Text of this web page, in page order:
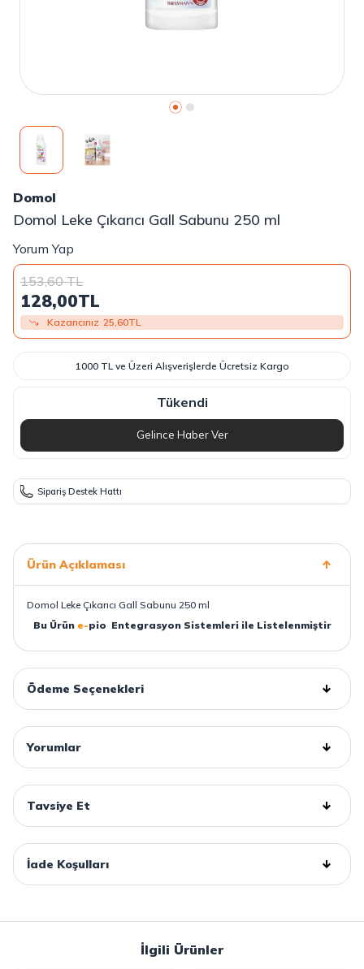
Domol
Domol Leke Çıkarıcı Gall Sabunu 250 ml
Yorum Yap
153,60TL
128,00TL
Kazancınız 25,60TL
1000 TL ve Üzeri Alışverişlerde Ücretsiz Kargo
Tükendi
Gelince Haber Ver
Sipariş Destek Hattı
Ürün Açıklaması
Domol Leke Çıkarıcı Gall Sabunu 250 ml
Bu Ürüne-pio Entegrasyon Sistemleri ile Listelenmiştir
Ödeme Seçenekleri
Yorumlar
Tavsiye Et
İade Koşulları
İlgili Ürünler